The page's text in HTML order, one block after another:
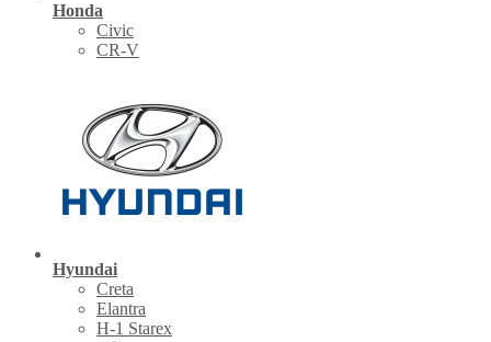
Honda
Civic
CR-V
Hyundai
Creta
Elantra
H-1 Starex